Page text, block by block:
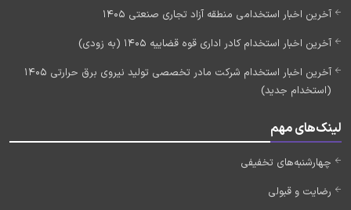
آخرین اخبار استخدامی منطقه آزاد تجاری صنعتی 1405
آخرین اخبار استخدام کادر اداری قوه قضاییه 1405 (به زودی)
آخرین اخبار استخدام شرکت مادر تخصصی تولید نیروی برق حرارتی 1405
(استخدام جدید)
لینک‌های مهم
چهارشنبه‌های تخفیفی
رضایت و قبولی